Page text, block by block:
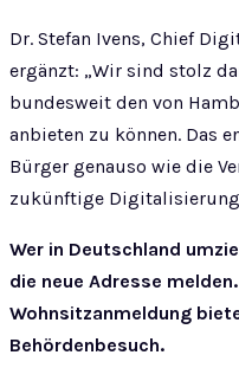
Dr. Stefan Ivens, Chief
ergänzt: „Wir sind stolz
bundesweit den von
anbieten zu können. Das
Bürger genauso wie die
zukünftige
Wer in Deutschland
die neue Adresse
Wohnsitzanmeldung
Behördenbesuch.